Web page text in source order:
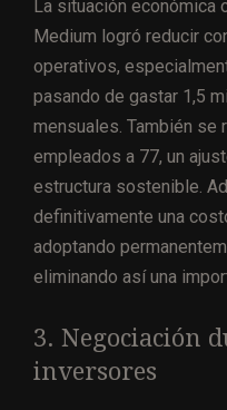
La situación económica
Medium logró reducir
operativos,
pasando de gastar 1,5
mensuales. También se
empleados a 77, un
estructura sostenible.
definitivamente una
adoptando
eliminando así una
3. Negociación
inversores